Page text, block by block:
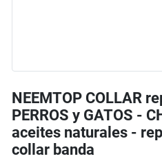
NEEMTOP COLLAR
PERROS y GATOS -
aceites naturales -
collar banda